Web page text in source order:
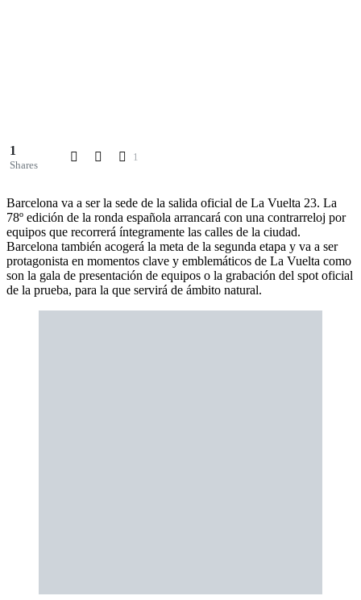
1
Shares
1
Barcelona va a ser la sede de la salida oficial de La Vuelta 23. La
78º edición de la ronda española arrancará con una contrarreloj por
equipos que recorrerá íntegramente las calles de la ciudad.
Barcelona también acogerá la meta de la segunda etapa y va a ser
protagonista en momentos clave y emblemáticos de La Vuelta como
son la gala de presentación de equipos o la grabación del spot oficial
de la prueba, para la que servirá de ámbito natural.